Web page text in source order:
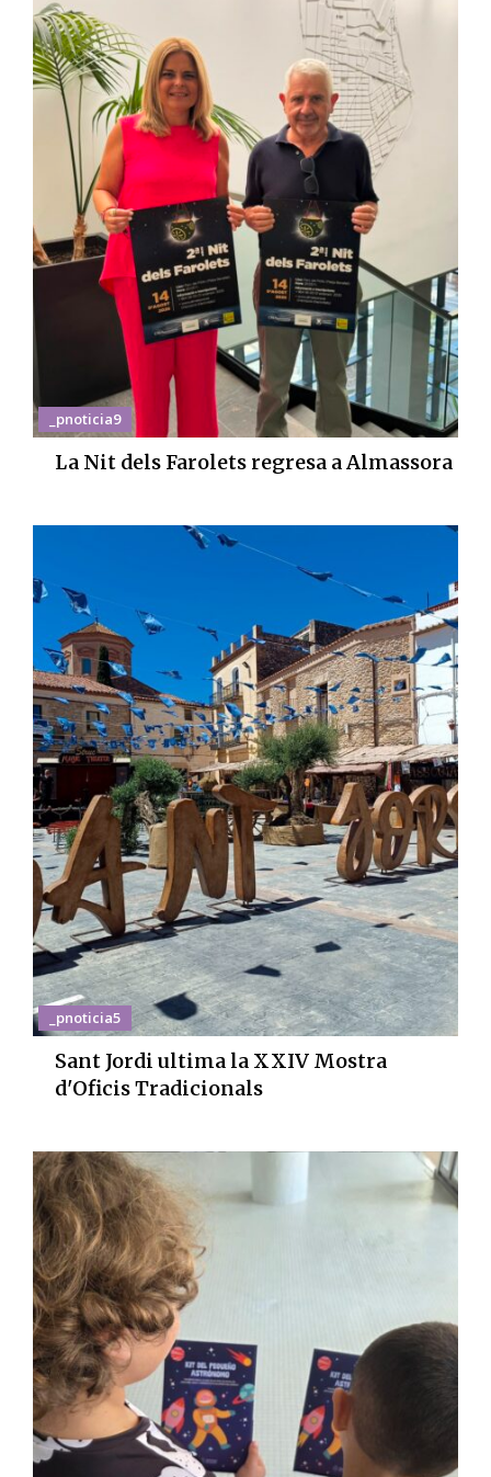
_pnoticia9
La Nit dels Farolets regresa a Almassora
_pnoticia5
Sant Jordi ultima la XXIV Mostra
d'Oficis Tradicionals